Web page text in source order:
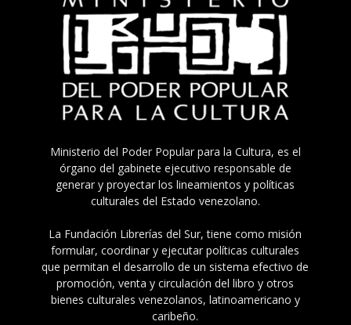
Ministerio del Poder Popular para la Cultura, es el
órgano del gabinete ejecutivo responsable de
generar y proyectar los lineamientos y políticas
culturales del Estado venezolano.
La Fundación Librerías del Sur, tiene como misión
formular, coordinar y ejecutar políticas culturales
que permitan el desarrollo de un sistema efectivo de
promoción, venta y circulación del libro y otros
bienes culturales venezolanos, latinoamericano y
caribeño.